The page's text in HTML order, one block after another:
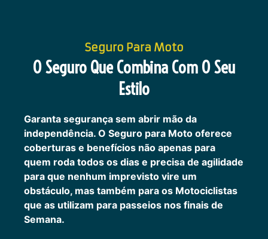
Seguro Para Moto
O Seguro Que Combina Com O Seu
Estilo
Garanta segurança sem abrir mão da
independência. O Seguro para Moto oferece
coberturas e benefícios não apenas para
quem roda todos os dias e precisa de agilidade
para que nenhum imprevisto vire um
obstáculo, mas também para os Motociclistas
que as utilizam para passeios nos finais de
Semana.